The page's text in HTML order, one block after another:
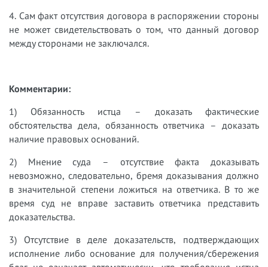
4. Сам факт отсутствия договора в распоряжении стороны
не может свидетельствовать о том, что данный договор
между сторонами не заключался.
Комментарии:
1) Обязанность истца – доказать фактические
обстоятельства дела, обязанность ответчика – доказать
наличие правовых оснований.
2) Мнение суда – отсутствие факта доказывать
невозможно, следовательно, бремя доказывания должно
в значительной степени ложиться на ответчика. В то же
время суд не вправе заставить ответчика представить
доказательства.
3) Отсутствие в деле доказательств, подтверждающих
исполнение либо основание для получения/сбережения